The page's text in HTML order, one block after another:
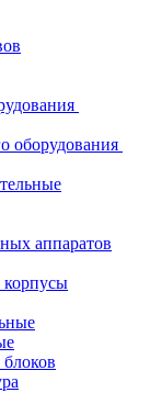
оборудования
аппаратов